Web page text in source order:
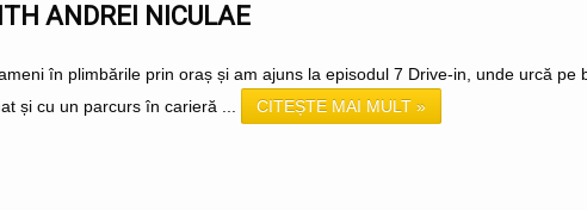
ANDREI NICULAE
în plimbările prin oraș și am ajuns la episodul 7 Drive-in, unde urcă pe
și cu un parcurs în carieră ...
CITEȘTE MAI MULT »